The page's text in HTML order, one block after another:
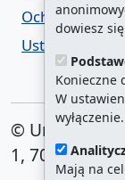
dowiesz
Konieczne
W
wyłączenie.
Mają na
Ochrona
Ustawienia
© Urząd
1, 70-456